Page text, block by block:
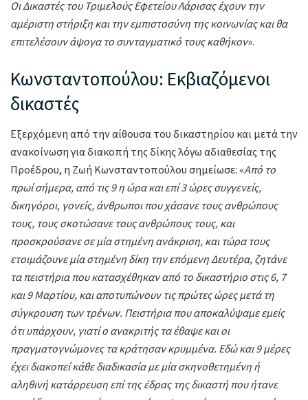
Οι Δικαστές του Τριμελούς Εφετείου Λάρισας έχουν την
αμέριστη στήριξη και την εμπιστοσύνη της κοινωνίας και θα
επιτελέσουν άψογα το συνταγματικό τους καθήκον».
Κωνσταντοπούλου: Εκβιαζόμενοι
δικαστές
Εξερχόμενη από την αίθουσα του δικαστηρίου και μετά την
ανακοίνωση για διακοπή της δίκης λόγω αδιαθεσίας της
Προέδρου, η Ζωή Κωνσταντοπούλου σημείωσε: «Από το
πρωί σήμερα, από τις 9 η ώρα και επί 3 ώρες συγγενείς,
δικηγόροι, γονείς, άνθρωποι που χάσανε τους ανθρώπους
τους, τους σκοτώσανε τους ανθρώπους τους, και
προσκρούσανε σε μία στημένη ανάκριση, και τώρα τους
ετοιμάζουνε μία στημένη δίκη την επόμενη Δευτέρα, ζητάνε
τα πειστήρια που κατασχέθηκαν από το δικαστήριο στις 6, 7
και 9 Μαρτίου, και αποτυπώνουν τις πρώτες ώρες μετά τη
σύγκρουση των τρένων. Πειστήρια που αποκαλύψαμε εμείς
ότι υπάρχουν, γιατί ο ανακριτής τα έθαψε και οι
πραγματογνώμονες τα κράτησαν κρυμμένα. Εδώ και 9 μέρες
έχει διακοπεί κάθε διαδικασία με μία σκηνοθετημένη ή
αληθινή κατάρρευση επί της έδρας της δικαστή που ήτανε